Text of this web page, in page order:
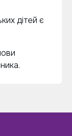
дітей є